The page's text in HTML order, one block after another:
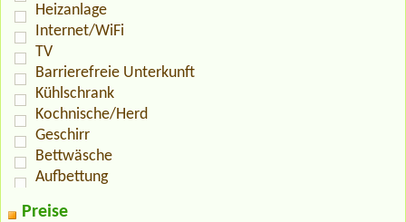
Heizanlage
Internet/WiFi
TV
Barrierefreie Unterkunft
Kühlschrank
Kochnische/Herd
Geschirr
Bettwäsche
Aufbettung
Preise